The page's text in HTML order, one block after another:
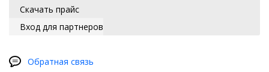
Скачать прайс
Вход для партнеров
Обратная связь